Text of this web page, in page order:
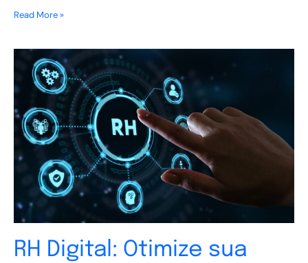
Read More »
RH Digital: Otimize sua
Digital:
Otimize
Rotina